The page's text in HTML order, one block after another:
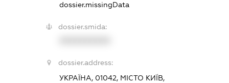
dossier.missingData
dossier.smida:
dossier.address:
УКРАЇНА, 01042, МІСТО КИЇВ,